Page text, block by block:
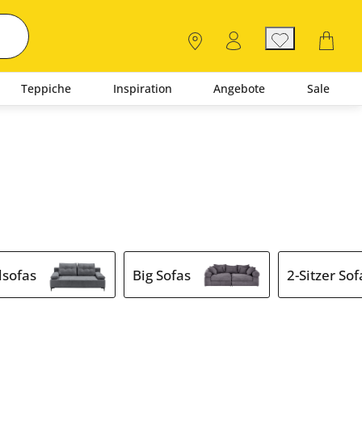
Teppiche Inspiration Angebote Sale
Big Sofas 2-Sitzer